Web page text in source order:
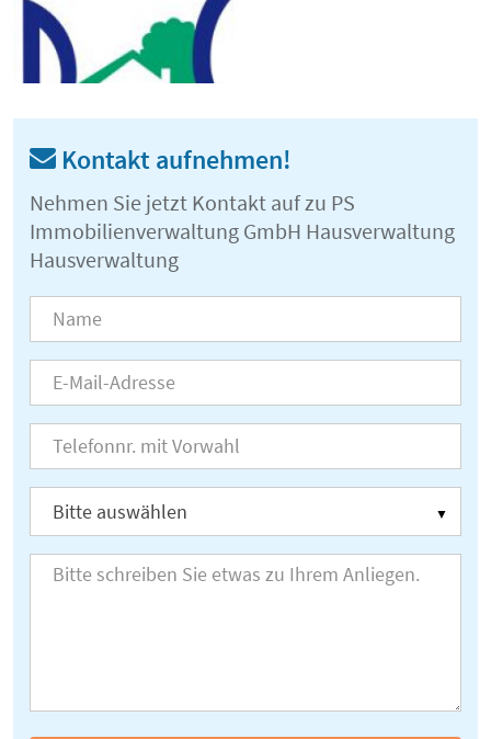
Kontakt aufnehmen!
Nehmen Sie jetzt Kontakt auf zu PS
Immobilienverwaltung GmbH Hausverwaltung
Hausverwaltung